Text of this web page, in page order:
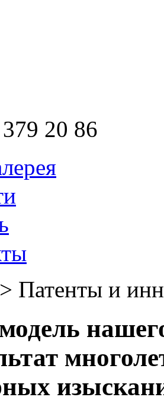
20 86
Патенты и